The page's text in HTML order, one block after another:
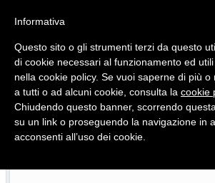
Quotidiano d'informazione distribuito in
Informativa
Questo sito o gli strumenti terzi da questo
di cookie necessari al funzionamento ed
nella cookie policy. Se vuoi saperne di più
a tutti o ad alcuni cookie, consulta la cookie
Chiudendo questo banner, scorrendo
su un link o proseguendo la navigazione in
acconsenti all’uso dei cookie.